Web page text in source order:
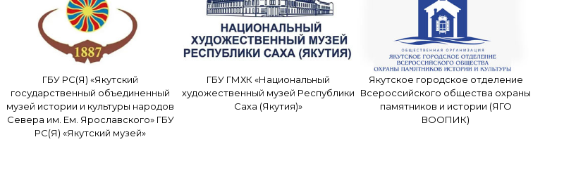
ГБУ РС(Я) «Якутский
государственный объединенный
музей истории и культуры народов
Севера им. Ем. Ярославского» ГБУ
РС(Я) «Якутский музей»
ГБУ ГМХК «Национальный
художественный музей Республики
Саха (Якутия)»
Якутское городское отделение
Всероссийского общества охраны
памятников и истории (ЯГО
ВООПИК)